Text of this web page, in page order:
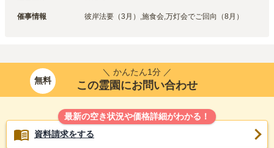
催事情報 彼岸法要（3月）,施食会,万灯会でご回向（8月）
無料
＼ かんたん1分 ／
この霊園にお問い合わせ
最新の空き状況や価格詳細がわかる！
資料請求をする